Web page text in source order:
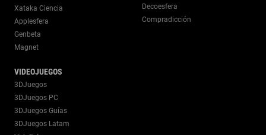
Xataka Ciencia
Applesfera
Genbeta
Magnet
VIDEOJUEGOS
3DJuegos
3DJuegos PC
3DJuegos Guías
3DJuegos Latam
Decoesfera
Compradicción